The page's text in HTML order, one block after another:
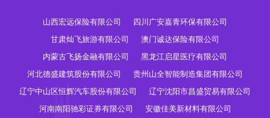
山西宏远保险有限公司
四川广安嘉青环保有限公司
甘肃灿飞旅游有限公司
澳门诚达保险有限公司
内蒙古飞扬金融有限公司
黑龙江启星医疗有限公司
河北德盛建筑股份有限公司
贵州山全智能制造集团有限公司
辽宁中山区恒辉汽车股份有限公司
辽宁沈阳市昌盛贸易有限公司
河南南阳驰彩证券有限公司
安徽佳美新材料有限公司